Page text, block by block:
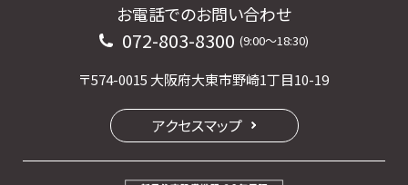
お電話でのお問い合わせ
072-803-8300 (9:00〜18:30)
〒574-0015 大阪府大東市野崎1丁目10-19
アクセスマップ